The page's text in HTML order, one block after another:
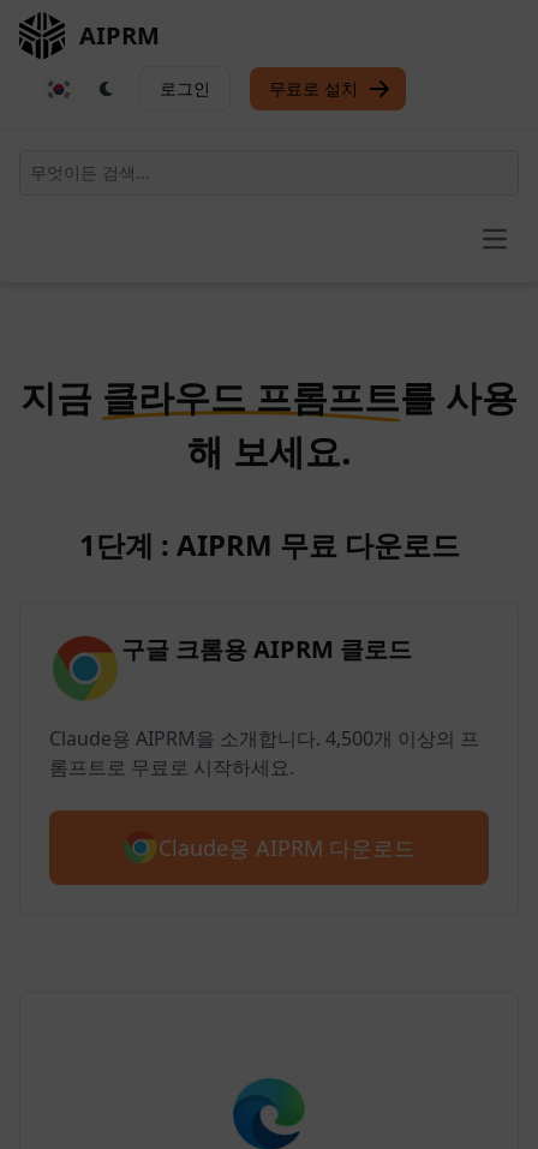
AIPRM
로그인 무료로 설치
지금 클라우드 프롬프트를 사용
해 보세요.
1단계 : AIPRM 무료 다운로드
구글 크롬용 AIPRM 클로드
Claude용 AIPRM을 소개합니다. 4,500개 이상의 프
롬프트로 무료로 시작하세요.
Claude용 AIPRM 다운로드